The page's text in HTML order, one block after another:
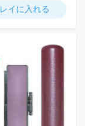
レイに入れる